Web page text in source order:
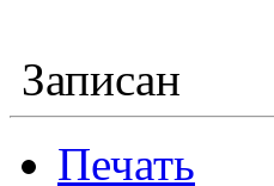
Записан
Печать